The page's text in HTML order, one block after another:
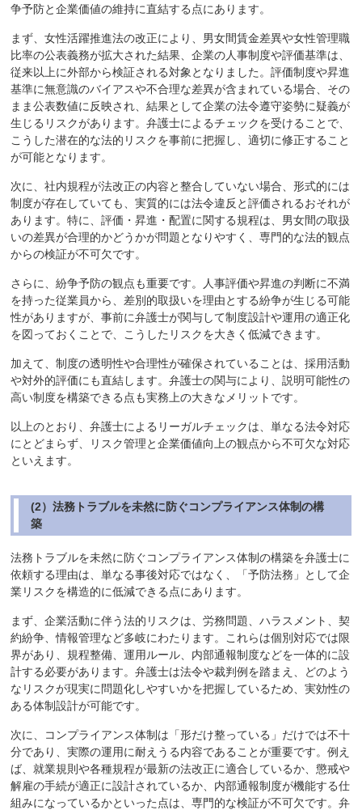
争予防と企業価値の維持に直結する点にあります。
まず、女性活躍推進法の改正により、男女間賃金差異や女性管理職
比率の公表義務が拡大された結果、企業の人事制度や評価基準は、
従来以上に外部から検証される対象となりました。評価制度や昇進
基準に無意識のバイアスや不合理な差異が含まれている場合、その
まま公表数値に反映され、結果として企業の法令遵守姿勢に疑義が
生じるリスクがあります。弁護士によるチェックを受けることで、
こうした潜在的な法的リスクを事前に把握し、適切に修正すること
が可能となります。
次に、社内規程が法改正の内容と整合していない場合、形式的には
制度が存在していても、実質的には法令違反と評価されるおそれが
あります。特に、評価・昇進・配置に関する規程は、男女間の取扱
いの差異が合理的かどうかが問題となりやすく、専門的な法的観点
からの検証が不可欠です。
さらに、紛争予防の観点も重要です。人事評価や昇進の判断に不満
を持った従業員から、差別的取扱いを理由とする紛争が生じる可能
性がありますが、事前に弁護士が関与して制度設計や運用の適正化
を図っておくことで、こうしたリスクを大きく低減できます。
加えて、制度の透明性や合理性が確保されていることは、採用活動
や対外的評価にも直結します。弁護士の関与により、説明可能性の
高い制度を構築できる点も実務上の大きなメリットです。
以上のとおり、弁護士によるリーガルチェックは、単なる法令対応
にとどまらず、リスク管理と企業価値向上の観点から不可欠な対応
といえます。
(2）法務トラブルを未然に防ぐコンプライアンス体制の構
築
法務トラブルを未然に防ぐコンプライアンス体制の構築を弁護士に
依頼する理由は、単なる事後対応ではなく、「予防法務」として企
業リスクを構造的に低減できる点にあります。
まず、企業活動に伴う法的リスクは、労務問題、ハラスメント、契
約紛争、情報管理など多岐にわたります。これらは個別対応では限
界があり、規程整備、運用ルール、内部通報制度などを一体的に設
計する必要があります。弁護士は法令や裁判例を踏まえ、どのよう
なリスクが現実に問題化しやすいかを把握しているため、実効性の
ある体制設計が可能です。
次に、コンプライアンス体制は「形だけ整っている」だけでは不十
分であり、実際の運用に耐えうる内容であることが重要です。例え
ば、就業規則や各種規程が最新の法改正に適合しているか、懲戒や
解雇の手続が適正に設計されているか、内部通報制度が機能する仕
組みになっているかといった点は、専門的な検証が不可欠です。弁